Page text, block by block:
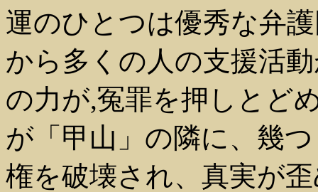
運のひとつは優秀な弁
から多くの人の支援活
の力が,冤罪を押しとど
が「甲山」の隣に、幾
権を破壊され、真実が